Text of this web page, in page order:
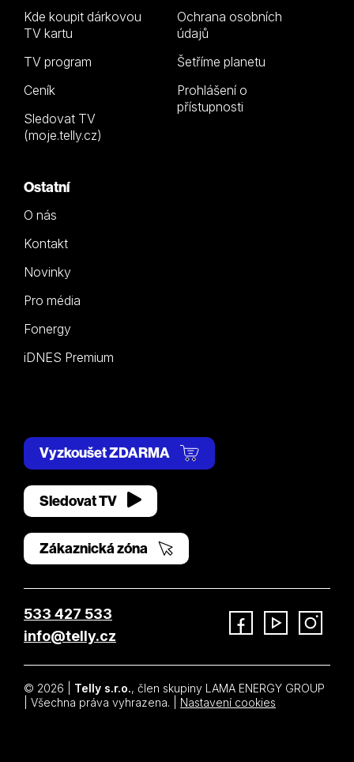
Kde koupit dárkovou
TV kartu
TV program
Ceník
Sledovat TV
(moje.telly.cz)
Ochrana osobních
údajů
Šetříme planetu
Prohlášení o
přístupnosti
Ostatní
O nás
Kontakt
Novinky
Pro média
Fonergy
iDNES Premium
Vyzkoušet ZDARMA
Sledovat TV
Zákaznická zóna
533 427 533
info@telly.cz
© 2026 | Telly s.r.o., člen skupiny LAMA ENERGY GROUP
| Všechna práva vyhrazena. | Nastavení cookies